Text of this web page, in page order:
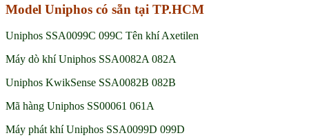
Model Uniphos có sẵn tại TP.HCM
Uniphos SSA0099C 099C Tên khí Axetilen
Máy dò khí Uniphos SSA0082A 082A
Uniphos KwikSense SSA0082B 082B
Mã hàng Uniphos SS00061 061A
Máy phát khí Uniphos SSA0099D 099D